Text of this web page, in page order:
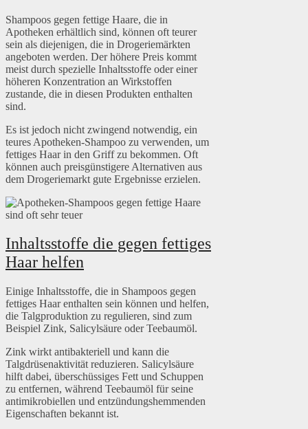
Shampoos gegen fettige Haare, die in
Apotheken erhältlich sind, können oft teurer
sein als diejenigen, die in Drogeriemärkten
angeboten werden. Der höhere Preis kommt
meist durch spezielle Inhaltsstoffe oder einer
höheren Konzentration an Wirkstoffen
zustande, die in diesen Produkten enthalten
sind.
Es ist jedoch nicht zwingend notwendig, ein
teures Apotheken-Shampoo zu verwenden, um
fettiges Haar in den Griff zu bekommen. Oft
können auch preisgünstigere Alternativen aus
dem Drogeriemarkt gute Ergebnisse erzielen.
Inhaltsstoffe die gegen fettiges
Haar helfen
Einige Inhaltsstoffe, die in Shampoos gegen
fettiges Haar enthalten sein können und helfen,
die Talgproduktion zu regulieren, sind zum
Beispiel Zink, Salicylsäure oder Teebaumöl.
Zink wirkt antibakteriell und kann die
Talgdrüsenaktivität reduzieren. Salicylsäure
hilft dabei, überschüssiges Fett und Schuppen
zu entfernen, während Teebaumöl für seine
antimikrobiellen und entzündungshemmenden
Eigenschaften bekannt ist.